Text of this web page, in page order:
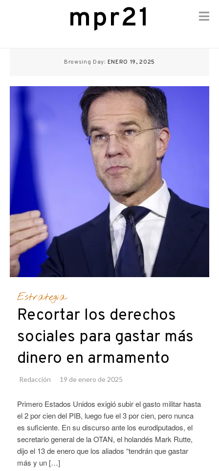
mpr21
Browsing Day: ENERO 19, 2025
Estrategia
Recortar los derechos
sociales para gastar más
dinero en armamento
Redacción 19 de enero de 2025
Primero Estados Unidos exigió subir el gasto militar hasta
el 2 por cien del PIB, luego fue el 3 por cien, pero nunca
es suficiente. En su discurso ante los eurodiputados, el
secretario general de la OTAN, el holandés Mark Rutte,
dijo el 13 de enero que los aliados “tendrán que gastar
más y un […]